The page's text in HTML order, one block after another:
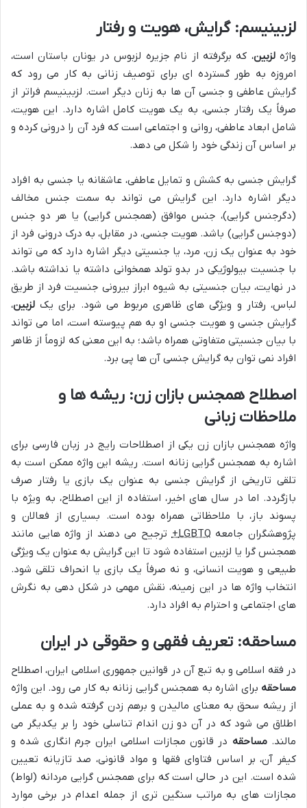
لزبینیسم: گرایش، هویت و رفتار
واژهلزبین، که برگرفته از نام جزیره لزبوس در یونان باستان است،
امروزه به طور گسترده ای برای توصیف زنانی به کار می رود که
گرایش عاطفی و جنسی آن ها به زنان دیگر است. لزبینیسم فراتر از
صرفاً یک رفتار جنسی، به یک هویت کامل اشاره دارد. این هویت،
شامل ابعاد عاطفی، روانی و اجتماعی است که فرد آن را درونی کرده و
بر اساس آن زندگی خود را شکل می دهد.
گرایش جنسی به کشش و تمایل عاطفی، عاشقانه یا جنسی به افراد
دیگر اشاره دارد. این گرایش می تواند به سمت جنس مخالف
(دگرجنس گرایی)، جنس موافق (همجنس گرایی) یا هر دو جنس
(دوجنس گرایی) باشد. هویت جنسی، در مقابل، به درک درونی فرد از
خود به عنوان یک زن، مرد، یا جنسیتی دیگر اشاره دارد که می تواند
با جنسیت بیولوژیکی در بدو تولد همخوانی داشته یا نداشته باشد.
در نهایت، بیان جنسیتی به شیوه ابراز بیرونی جنسیت فرد از طریق
لباس، رفتار و ویژگی های ظاهری مربوط می شود. برای یک لزبین،
گرایش جنسی و هویت جنسی او به هم پیوسته است، اما می تواند
با بیان جنسیتی متفاوتی همراه باشد؛ به این معنی که لزوماً از ظاهر
افراد نمی توان به گرایش جنسی آن ها پی برد.
اصطلاح همجنس بازان زن: ریشه ها و
ملاحظات زبانی
واژه همجنس بازان زن یکی از اصطلاحات رایج در زبان فارسی برای
اشاره به همجنس گرایی زنانه است. ریشه این واژه ممکن است به
تلقی تاریخی از گرایش جنسی به عنوان یک بازی یا رفتار صرف
بازگردد. اما در سال های اخیر، استفاده از این اصطلاح، به ویژه با
پسوند باز، با ملاحظاتی همراه بوده است. بسیاری از فعالان و
پژوهشگران جامعه LGBTQ+ ترجیح می دهند از واژه هایی مانند
همجنس گرا یا لزبین استفاده شود تا این گرایش به عنوان یک ویژگی
طبیعی و هویت انسانی، و نه صرفاً یک بازی یا انحراف تلقی شود.
انتخاب واژه ها در این زمینه، نقش مهمی در شکل دهی به نگرش
های اجتماعی و احترام به افراد دارد.
مساحقه: تعریف فقهی و حقوقی در ایران
در فقه اسلامی و به تبع آن در قوانین جمهوری اسلامی ایران، اصطلاح
مساحقه برای اشاره به همجنس گرایی زنانه به کار می رود. این واژه
از ریشه سحق به معنای مالیدن و برهم زدن گرفته شده و به عملی
اطلاق می شود که در آن دو زن اندام تناسلی خود را بر یکدیگر می
مالند.مساحقه در قانون مجازات اسلامی ایران جرم انگاری شده و
کیفر آن، بر اساس فتاوای فقها و مواد قانونی، صد تازیانه تعیین
شده است. این در حالی است که برای همجنس گرایی مردانه (لواط)
مجازات های به مراتب سنگین تری از جمله اعدام در برخی موارد